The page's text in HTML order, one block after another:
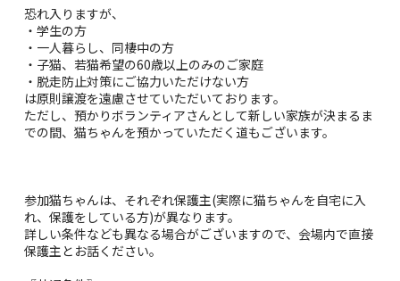
恐れ入りますが、
・学生の方
・一人暮らし、同棲中の方
・子猫、若猫希望の60歳以上のみのご家庭
・脱走防止対策にご協力いただけない方
は原則譲渡を遠慮させていただいております。
ただし、預かりボランティアさんとして新しい家族が決まるま
での間、猫ちゃんを預かっていただく道もございます。
参加猫ちゃんは、それぞれ保護主(実際に猫ちゃんを自宅に入
れ、保護をしている方)が異なります。
詳しい条件なども異なる場合がございますので、会場内で直接
保護主とお話ください。